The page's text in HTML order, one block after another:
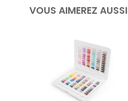
VOUS AIMEREZ AUSSI